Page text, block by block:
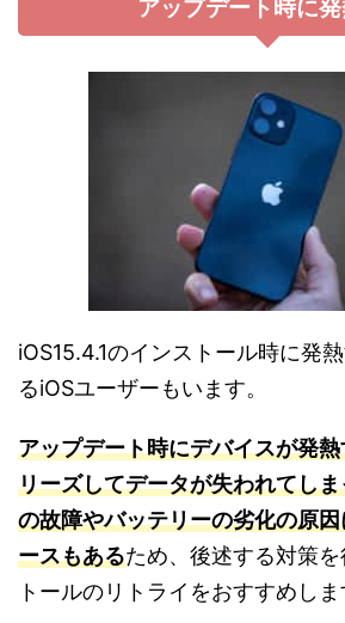
アップデート時に
iOS15.4.1のインストール時に発
るiOSユーザーもいます。
アップデート時にデバイスが発
リーズしてデータが失われてし
の故障やバッテリーの劣化の原
ースもあるため、後述する対策
トールのリトライをおすすめしま